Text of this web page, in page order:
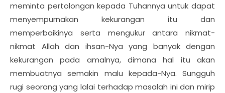
meminta pertolongan kepada Tuhannya untuk dapat
menyempurnakan kekurangan itu dan
memperbaikinya serta mengukur antara nikmat-
nikmat Allah dan ihsan-Nya yang banyak dengan
kekurangan pada amalnya, dimana hal itu akan
membuatnya semakin malu kepada-Nya. Sungguh
rugi seorang yang lalai terhadap masalah ini dan mirip